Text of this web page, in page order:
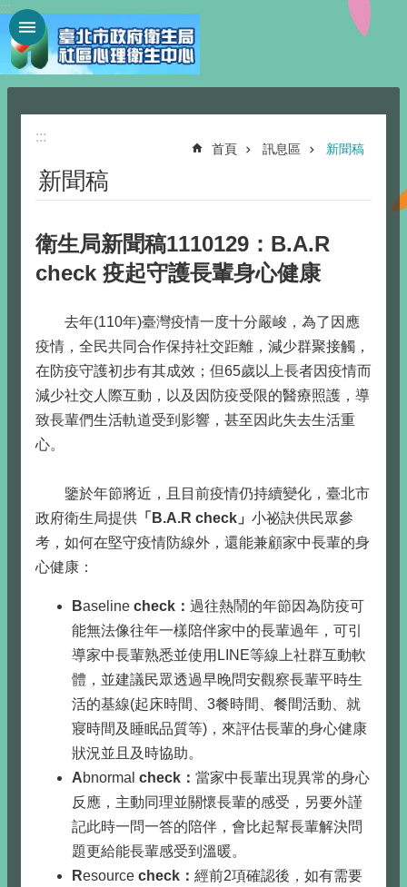
跳到主要內容區塊
:::
:::
首頁 訊息區 新聞稿
新聞稿
衛生局新聞稿1110129：B.A.R
check 疫起守護長輩身心健康
去年(110年)臺灣疫情一度十分嚴峻，為了因應
疫情，全民共同合作保持社交距離，減少群聚接觸，
在防疫守護初步有其成效；但65歲以上長者因疫情而
減少社交人際互動，以及因防疫受限的醫療照護，導
致長輩們生活軌道受到影響，甚至因此失去生活重
心。
鑒於年節將近，且目前疫情仍持續變化，臺北市
政府衛生局提供 「B.A.R check」 小祕訣供民眾參
考，如何在堅守疫情防線外，還能兼顧家中長輩的身
心健康：
Baseline check： 過往熱鬧的年節因為防疫可
能無法像往年一樣陪伴家中的長輩過年，可引
導家中長輩熟悉並使用LINE等線上社群互動軟
體，並建議民眾透過早晚問安觀察長輩平時生
活的基線(起床時間、3餐時間、餐間活動、就
寢時間及睡眠品質等)，來評估長輩的身心健康
狀況並且及時協助。
Abnormal check： 當家中長輩出現異常的身心
反應，主動同理並關懷長輩的感受，另要外謹
記此時一問一答的陪伴，會比起幫長輩解決問
題更給能長輩感受到溫暖。
Resource check： 經前2項確認後，如有需要